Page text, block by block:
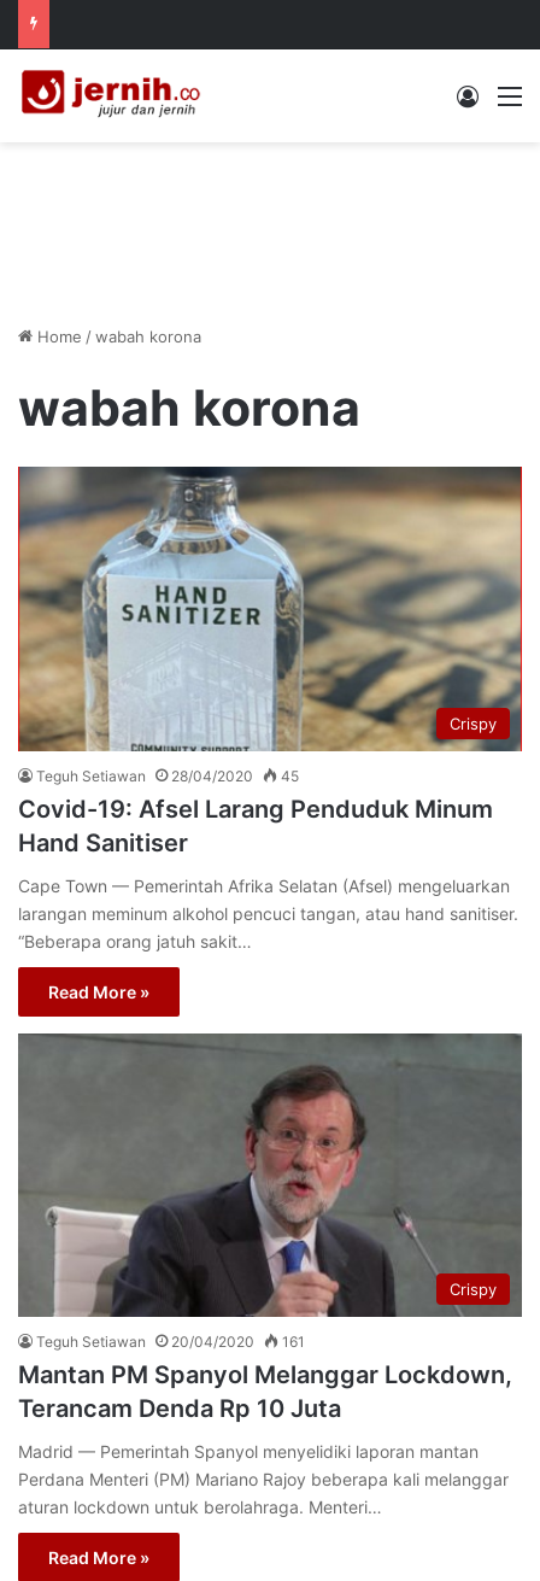
Log In
Home /wabah korona
wabah korona
Crispy
Teguh Setiawan 28/04/2020 45
Covid-19: Afsel Larang Penduduk Minum
Hand Sanitiser
Cape Town — Pemerintah Afrika Selatan (Afsel) mengeluarkan
larangan meminum alkohol pencuci tangan, atau hand sanitiser.
“Beberapa orang jatuh sakit…
Read More »
Crispy
Teguh Setiawan 20/04/2020 161
Mantan PM Spanyol Melanggar Lockdown,
Terancam Denda Rp 10 Juta
Madrid — Pemerintah Spanyol menyelidiki laporan mantan
Perdana Menteri (PM) Mariano Rajoy beberapa kali melanggar
aturan lockdown untuk berolahraga. Menteri…
Read More »